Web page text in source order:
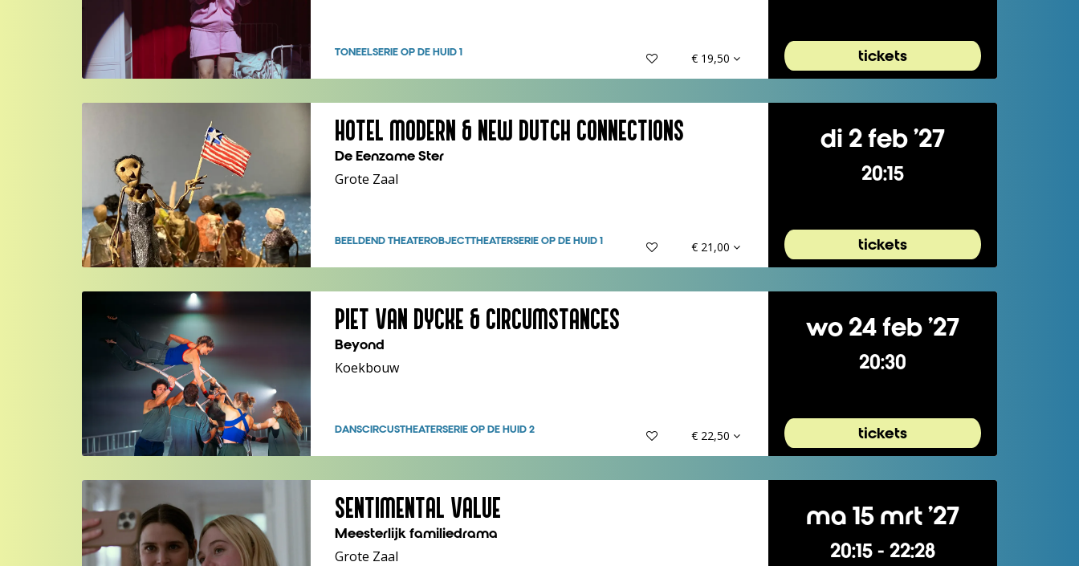
TONEELSERIE OP DE HUID 1 € 19,50 tickets
HOTEL MODERN & NEW DUTCH CONNECTIONS
De Eenzame Ster
Grote Zaal
BEELDEND THEATEROBJECTTHEATERSERIE OP DE HUID 1 € 21,00
di 2 feb ’27
20:15
tickets
PIET VAN DYCKE & CIRCUMSTANCES
Beyond
Koekbouw
DANSCIRCUSTHEATERSERIE OP DE HUID 2 € 22,50
wo 24 feb ’27
20:30
tickets
SENTIMENTAL VALUE
Meesterlijk familiedrama
Grote Zaal
ma 15 mrt ’27
20:15 - 22:28